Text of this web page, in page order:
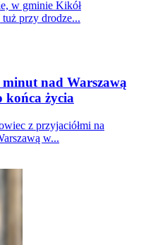
w gminie Kikół
przy drodze...
minut nad Warszawą
końca życia
z przyjaciółmi na
w...